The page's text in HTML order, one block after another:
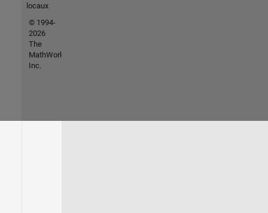
locaux
© 1994-
2026
The
MathWorks,
Inc.